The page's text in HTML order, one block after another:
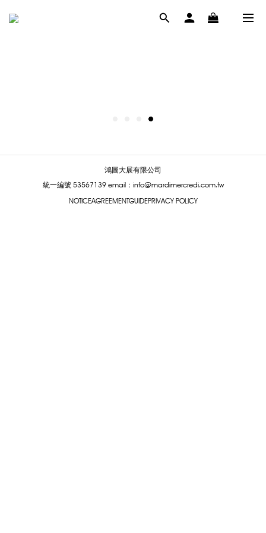
鴻圖大展有限公司
統一編號 53567139 email：info@mardimercredi.com.tw
NOTICEAGREEMENTGUIDEPRIVACY POLICY